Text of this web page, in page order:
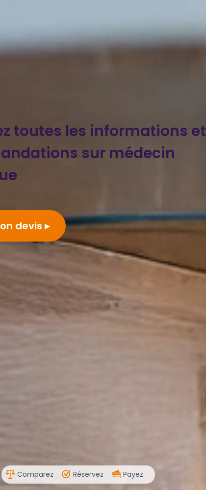
toutes les informations et
sur médecin
devis
Comparez Réservez Payez